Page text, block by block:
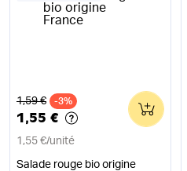
Ancien prix
1,59 € -3%
1,55 €
1,55 €/unité
Salade rouge bio origine
0